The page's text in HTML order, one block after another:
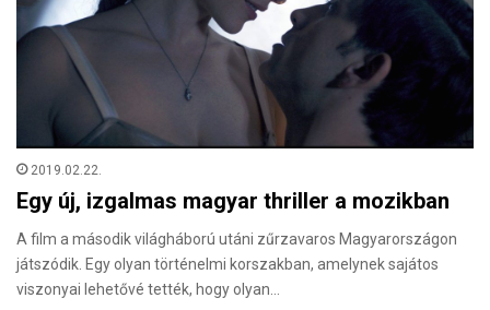
2019.02.22.
Egy új, izgalmas magyar thriller a mozikban
A film a második világháború utáni zűrzavaros Magyarországon
játszódik. Egy olyan történelmi korszakban, amelynek sajátos
viszonyai lehetővé tették, hogy olyan…